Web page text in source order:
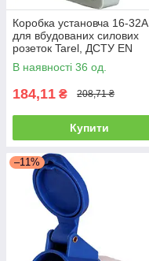
Коробка установча 16-32А
для вбудованих силових
розеток Tarel, ДСТУ EN
60309-1/2, E.NEXT
В наявності 36 од.
184,11 ₴ 208,71 ₴
Купити
–11%